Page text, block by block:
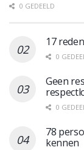
0 GEDEELD
17
0
Geen
0
78
kennen